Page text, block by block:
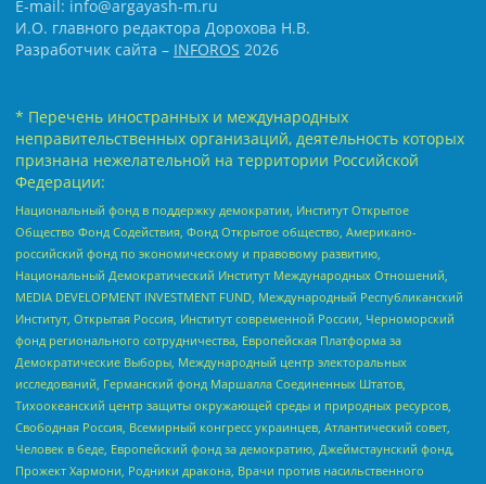
E-mail: info@argayash-m.ru
И.О. главного редактора Дорохова Н.В.
Разработчик сайта – INFOROS 2026
* Перечень иностранных и международных
неправительственных организаций, деятельность которых
признана нежелательной на территории Российской
Федерации:
Национальный фонд в поддержку демократии, Институт Открытое
Общество Фонд Содействия, Фонд Открытое общество, Американо-
российский фонд по экономическому и правовому развитию,
Национальный Демократический Институт Международных Отношений,
MEDIA DEVELOPMENT INVESTMENT FUND, Международный Республиканский
Институт, Открытая Россия, Институт современной России, Черноморский
фонд регионального сотрудничества, Европейская Платформа за
Демократические Выборы, Международный центр электоральных
исследований, Германский фонд Маршалла Соединенных Штатов,
Тихоокеанский центр защиты окружающей среды и природных ресурсов,
Свободная Россия, Всемирный конгресс украинцев, Атлантический совет,
Человек в беде, Европейский фонд за демократию, Джеймстаунский фонд,
Прожект Хармони, Родники дракона, Врачи против насильственного